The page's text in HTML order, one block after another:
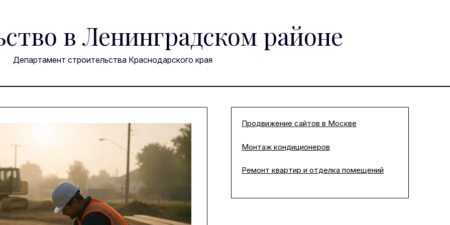
в Ленинградском районе
Департамент строительства Краснодарского края
Продвижение сайтов в Москве
Монтаж кондиционеров
Ремонт квартир и отделка помещений